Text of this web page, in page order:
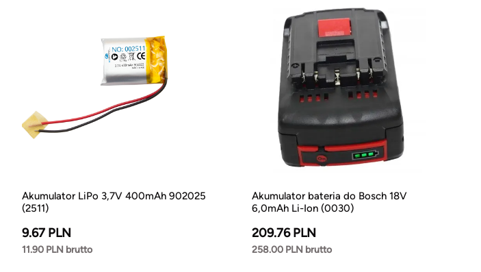
Akumulator LiPo 3,7V 400mAh 902025
(2511)
9.67 PLN
11.90 PLN brutto
Akumulator bateria do Bosch 18V
6,0mAh Li-Ion (0030)
209.76 PLN
258.00 PLN brutto